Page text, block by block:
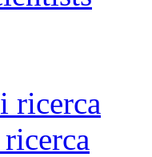
ricerca